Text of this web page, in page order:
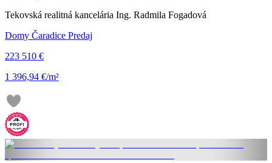
Tekovská realitná kancelária Ing. Radmila Fogadová
Domy Čaradice Predaj
223 510 €
1 396,94 €/m²